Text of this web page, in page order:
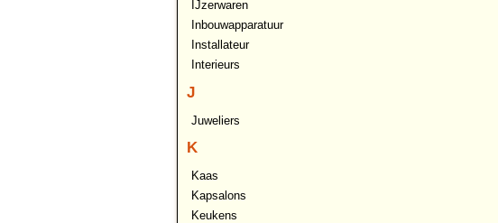
IJzerwaren
Inbouwapparatuur
Installateur
Interieurs
J
Juweliers
K
Kaas
Kapsalons
Keukens